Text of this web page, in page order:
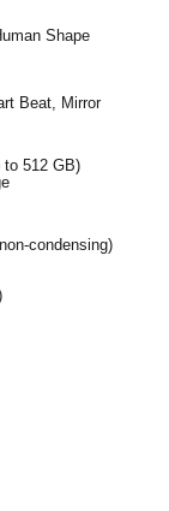
Shape
Beat, Mirror
to 512 GB)
condensing)